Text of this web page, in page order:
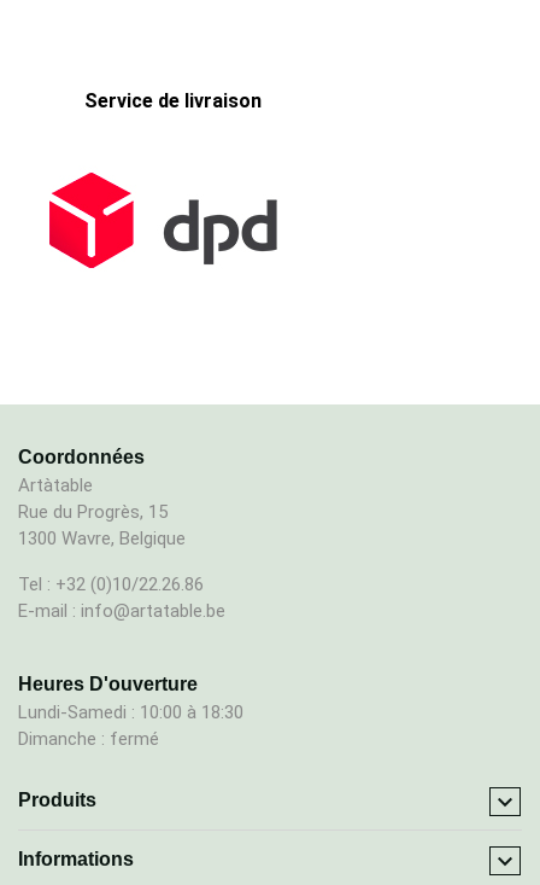
Service de livraison
Coordonnées
Artàtable
Rue du Progrès, 15
1300 Wavre, Belgique
Tel : +32 (0)10/22.26.86
E-mail : info@artatable.be
Heures D'ouverture
Lundi-Samedi : 10:00 à 18:30
Dimanche : fermé
Produits 
Informations 